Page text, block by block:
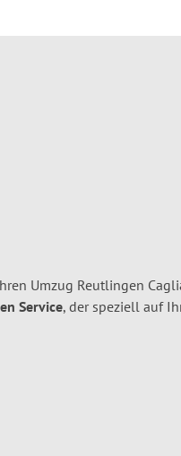
Umzug Reutlingen
Service, der speziell auf